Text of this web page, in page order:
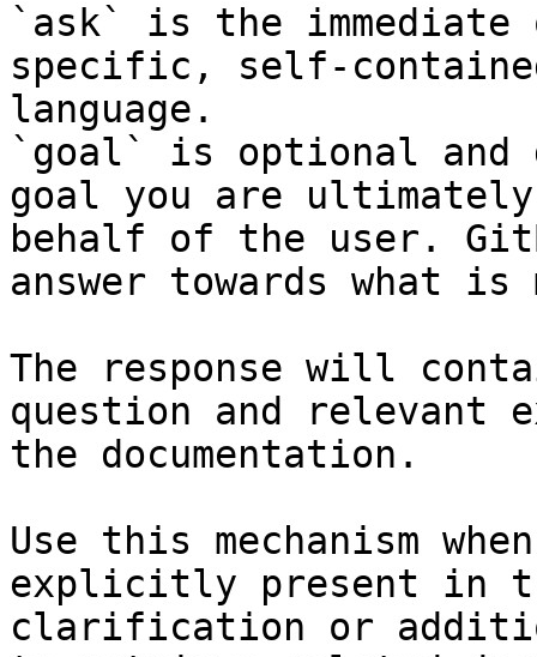
`ask` is the
specific, self-
language.
`goal` is optional and
goal you are
behalf of the user.
answer towards what
The response will
question and relevant
the documentation.
Use this mechanism
explicitly present in
clarification or